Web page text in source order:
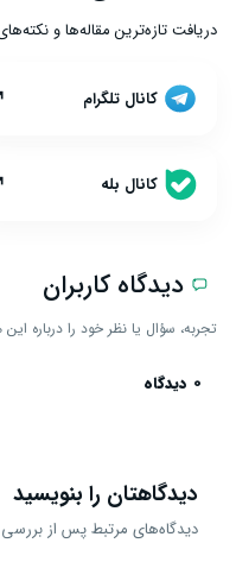
دریافت تازه‌ترین مقاله‌ها و
کانال تلگرام
کانال بله
دیدگاه کاربران
تجربه، سؤال یا نظر خود را درباره
0 دیدگاه
دیدگاهتان را بنویسید
دیدگاه‌های مرتبط پس از